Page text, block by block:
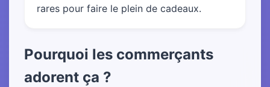
rares pour faire le plein de cadeaux.
Pourquoi les commerçants
adorent ça ?